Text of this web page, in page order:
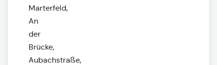
Marterfeld,
An
der
Brücke,
Aubachstraße,